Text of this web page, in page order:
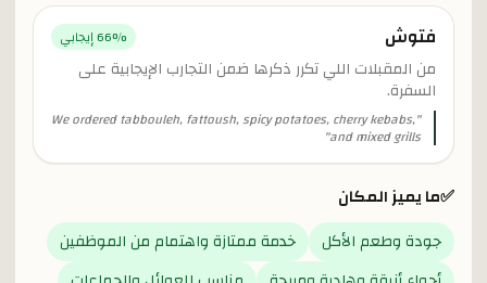
فتوش 66% إيجابي
من المقبلات اللي تكرر ذكرها ضمن التجارب الإيجابية على
السفرة.
"
We ordered tabbouleh, fattoush, spicy potatoes, cherry kebabs,
and mixed grills
"
✅ما يميز المكان
جودة وطعم الأكل
خدمة ممتازة واهتمام من الموظفين